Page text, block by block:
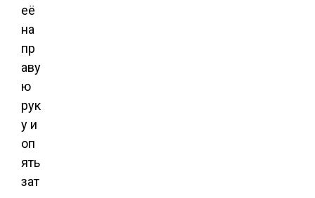
её
на
пр
аву
ю
рук
у и
оп
ять
зат